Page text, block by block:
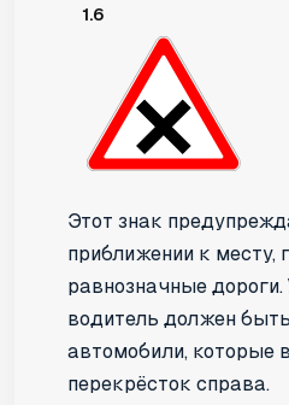
1.6
Этот знак
приближении к месту,
равнозначные дороги.
водитель должен
автомобили, которые
перекрёсток справа.